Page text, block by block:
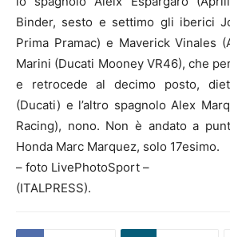
Binder, sesto e settimo gli iberici
Prima Pramac) e Maverick Vinales
Marini (Ducati Mooney VR46), che
e retrocede al decimo posto,
(Ducati) e l’altro spagnolo Alex
Racing), nono. Non è andato a
Honda Marc Marquez, solo 17esimo.
– foto LivePhotoSport –
(ITALPRESS).